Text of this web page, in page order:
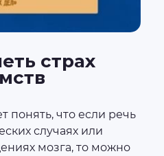
страх
понять, что если речь
случаях или
мозга, то можно